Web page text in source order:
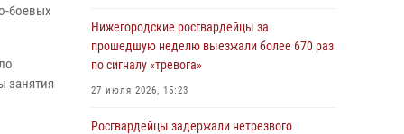
боевых
занятия
Нижегородские росгвардейцы за
прошедшую неделю выезжали более 670 раз
по сигналу «тревога»
27 июля 2026, 15:23
Росгвардейцы задержали нетрезвого